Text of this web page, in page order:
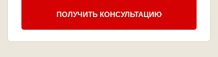
ПОЛУЧИТЬ КОНСУЛЬТАЦИЮ